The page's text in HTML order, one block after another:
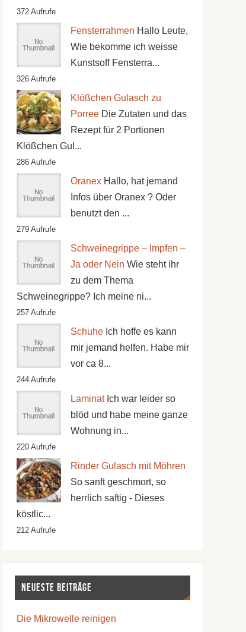
372 Aufrufe
Fensterrahmen Hallo Leute,
Wie bekomme ich weisse
Kunstsoff Fensterra...
326 Aufrufe
Klößchen Gulasch zu
Porree Die Zutaten und das
Rezept für 2 Portionen
Klößchen Gul...
286 Aufrufe
Oranex Hallo, hat jemand
Infos über Oranex ? Oder
benutzt den ...
279 Aufrufe
Schweinegrippe – Impfen –
Ja oder Nein Wie steht ihr
zu dem Thema
Schweinegrippe? Ich meine ni...
257 Aufrufe
Schuhe Ich hoffe es kann
mir jemand helfen. Habe mir
vor ca 8...
244 Aufrufe
Laminat Ich war leider so
blöd und habe meine ganze
Wohnung in...
220 Aufrufe
Rinder Gulasch mit Möhren
So sanft geschmort, so
herrlich saftig - Dieses
köstlic...
212 Aufrufe
Neueste Beiträge
Die Mikrowelle reinigen